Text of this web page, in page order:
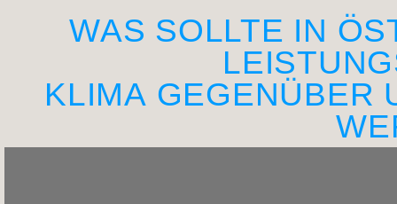
WAS SOLLTE IN
KLIMA GEGENÜBER